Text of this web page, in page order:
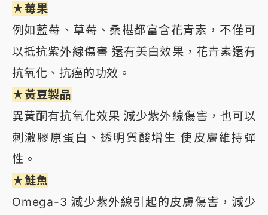
★莓果
例如藍莓、草莓、桑椹都富含花青素，不僅可
以抵抗紫外線傷害 還有美白效果，花青素還有
抗氧化、抗癌的功效。
★黃豆製品
異黃酮有抗氧化效果 減少紫外線傷害，也可以
刺激膠原蛋白、透明質酸增生 使皮膚維持彈
性。
★鮭魚
Omega-3 減少紫外線引起的皮膚傷害，減少